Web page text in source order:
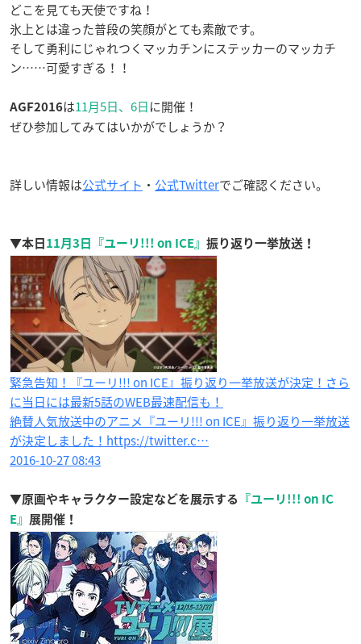
どこを見ても天使ですね！
氷上とは違った普段の笑顔がとても素敵です。
そして勇利にじゃれつくマッカチンにステッカーのマッカチ
ン……可愛すぎる！！
AGF2016は11月5日、6日に開催！
ぜひ参加してみてはいかがでしょうか？
詳しい情報は公式サイト ・ 公式Twitterでご確認ください。
▼本日 11月3日 『ユーリ!!! on ICE』 振り返り一挙放送！
緊急告知！『ユーリ!!! on ICE​』振り返り一挙放送が決定！さら
に当日には最新5話のWEB最速配信も！
絶賛人気放送中のアニメ『ユーリ!!! on ICE』振り返り一挙放送
が決定しました！https://twitter.c…
2016-10-27 08:43
▼原画やキャラクター設定などを展示する
『ユーリ!!! on IC
E』 展開催！